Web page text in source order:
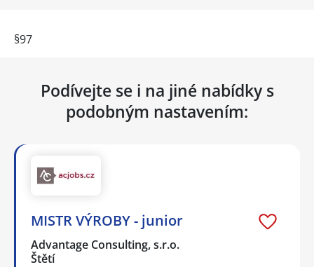
§97
Podívejte se i na jiné nabídky s
podobným nastavením:
MISTR VÝROBY - junior
Advantage Consulting, s.r.o.
Štětí